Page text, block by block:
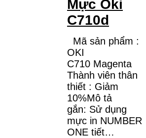
Mực Oki
C710d
Mã sản phẩm :
OKI
C710 Magenta
Thành viên thân
thiết : Giảm
10%Mô tả
gắn: Sử dụng
mực in NUMBER
ONE tiết…